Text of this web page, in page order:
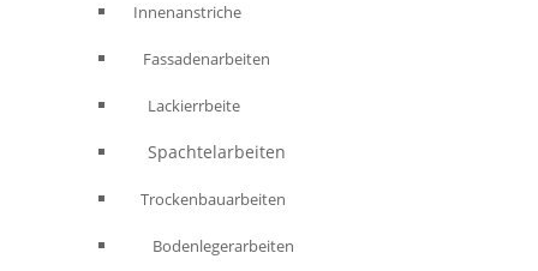
Innenanstriche
Fassadenarbeiten
Lackierrbeite
Spachtelarbeiten
Trockenbauarbeiten
Bodenlegerarbeiten